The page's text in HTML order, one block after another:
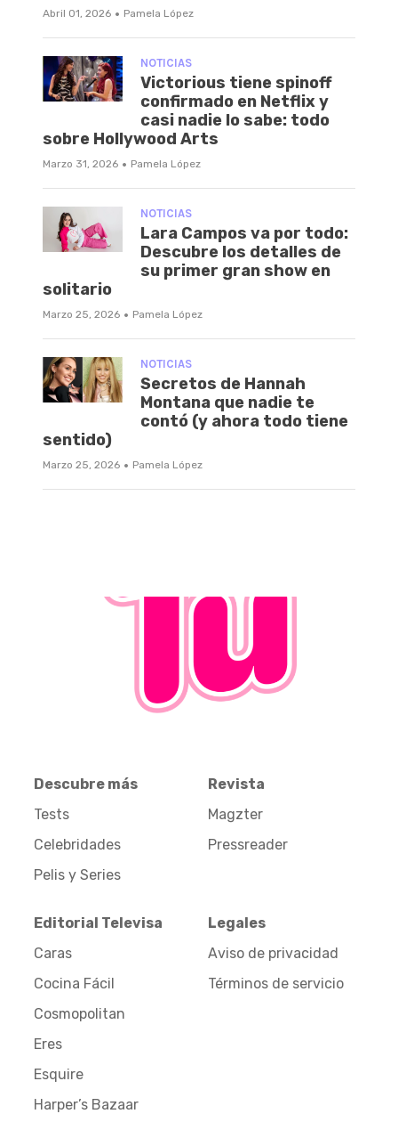
Abril 01, 2026 · Pamela López
NOTICIAS
Victorious tiene spinoff
confirmado en Netflix y
casi nadie lo sabe: todo
sobre Hollywood Arts
Marzo 31, 2026 · Pamela López
NOTICIAS
Lara Campos va por todo:
Descubre los detalles de
su primer gran show en
solitario
Marzo 25, 2026 · Pamela López
NOTICIAS
Secretos de Hannah
Montana que nadie te
contó (y ahora todo tiene
sentido)
Marzo 25, 2026 · Pamela López
Descubre más
Tests
Celebridades
Pelis y Series
Revista
Magzter
Pressreader
Editorial Televisa
Caras
Cocina Fácil
Cosmopolitan
Eres
Esquire
Harper’s Bazaar
Legales
Aviso de privacidad
Términos de servicio